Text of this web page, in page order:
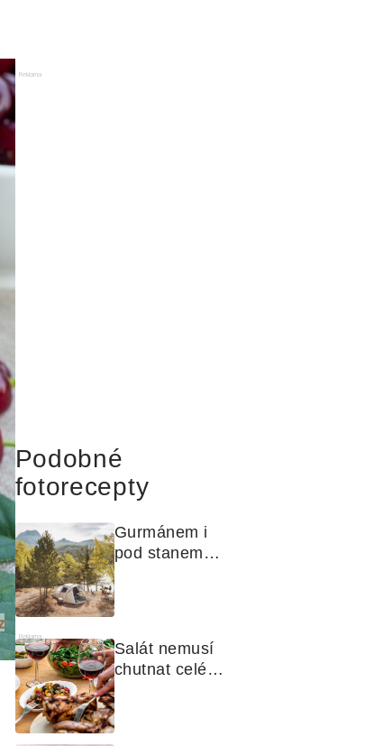
Reklama
Podobné
fotorecepty
Gurmánem i
pod stanem?
Jak na polní
kuchyni a na
čem vařit
Reklama
Salát nemusí
chutnat celé
léto stejně.
Objevte
zálivky, které